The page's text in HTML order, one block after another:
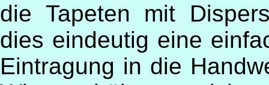
die Tapeten mit
dies eindeutig eine
Eintragung in die